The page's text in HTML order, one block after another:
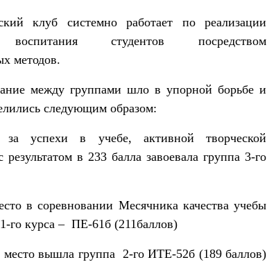
клуб системно работает по реализации
студентов посредством
методов.
между группами шло в упорной борьбе и
следующим образом:
успехи в учебе, активной творческой
результатом в 233 балла завоевала группа 3-го
в соревновании Месячника качества учебы
го курса – ПЕ-61б (211баллов)
место вышла группа 2-го ИТЕ-52б (189 баллов)